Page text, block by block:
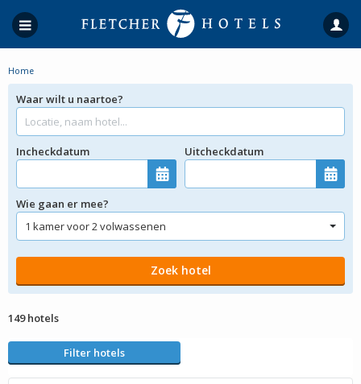
Home
Waar wilt u naartoe?
Incheckdatum Uitcheckdatum
Wie gaan er mee?
149 hotels
Filter hotels